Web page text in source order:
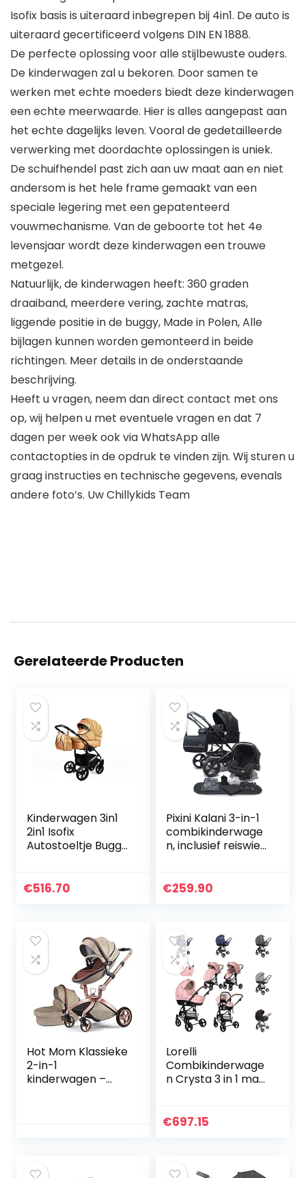
Isofix basis is uiteraard inbegrepen bij 4in1. De auto is
uiteraard gecertificeerd volgens DIN EN 1888.
De perfecte oplossing voor alle stijlbewuste ouders.
De kinderwagen zal u bekoren. Door samen te
werken met echte moeders biedt deze kinderwagen
een echte meerwaarde. Hier is alles aangepast aan
het echte dagelijks leven. Vooral de gedetailleerde
verwerking met doordachte oplossingen is uniek.
De schuifhendel past zich aan uw maat aan en niet
andersom is het hele frame gemaakt van een
speciale legering met een gepatenteerd
vouwmechanisme. Van de geboorte tot het 4e
levensjaar wordt deze kinderwagen een trouwe
metgezel.
Natuurlijk, de kinderwagen heeft: 360 graden
draaiband, meerdere vering, zachte matras,
liggende positie in de buggy, Made in Polen, Alle
bijlagen kunnen worden gemonteerd in beide
richtingen. Meer details in de onderstaande
beschrijving.
Heeft u vragen, neem dan direct contact met ons
op, wij helpen u met eventuele vragen en dat 7
dagen per week ook via WhatsApp alle
contactopties in de opdruk te vinden zijn. Wij sturen u
graag instructies en technische gegevens, evenals
andere foto’s. Uw Chillykids Team
Gerelateerde Producten
Kinderwagen 3in1
2in1 Isofix
Autostoeltje Buggy
Braid 3in1 met
€516.70
Pixini Kalani 3-in-1
combikinderwage
n, inclusief reiswieg
bekerhouder,
€259.90
Hot Mom Klassieke
2-in-1
kinderwagen –
Lorelli
Combikinderwage
n Crysta 3 in 1 max.
sportstoel, kleur:
€697.15